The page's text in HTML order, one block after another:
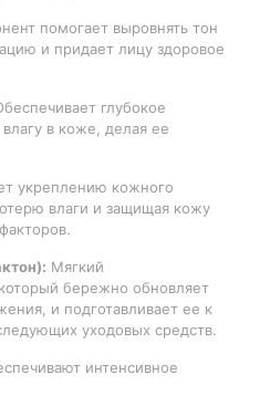
помогает выровнять тон
и придает лицу здоровое
глубокое
в коже, делая ее
укреплению кожного
влаги и защищая кожу
Мягкий
бережно обновляет
и подготавливает ее к
уходовых средств.
интенсивное